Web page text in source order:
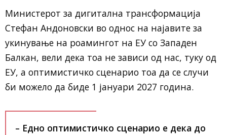
Министерот за дигитална трансформација
Стефан Андоновски во однос на најавите за
укинување на роамингот на ЕУ со Западен
Балкан, вели дека тоа не зависи од нас, туку од
ЕУ, а оптимистичко сценарио тоа да се случи
би можело да биде 1 јануари 2027 година.
– Едно оптимистичко сценарио е дека до